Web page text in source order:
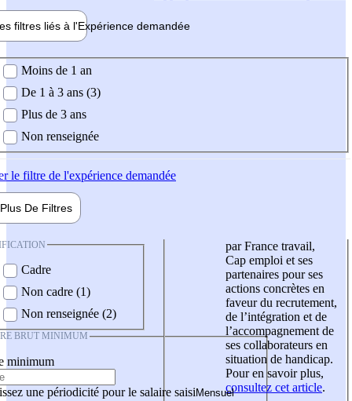
filtres liés à l'Expérience demandée
demandée
Moins de 1 an
De 1 à 3 ans (3)
Plus de 3 ans
Non renseignée
le filtre de l'expérience demandée
Plus De Filtres
Cadre
Non cadre (1)
Non renseignée (2)
BRUT MINIMUM
minimum
une périodicité pour le salaire saisi
par France travail,
Cap emploi et ses
partenaires pour ses
actions concrètes en
faveur du recrutement,
de l’intégration et de
l’accompagnement de
ses collaborateurs en
situation de handicap.
Pour en savoir plus,
consultez cet article.